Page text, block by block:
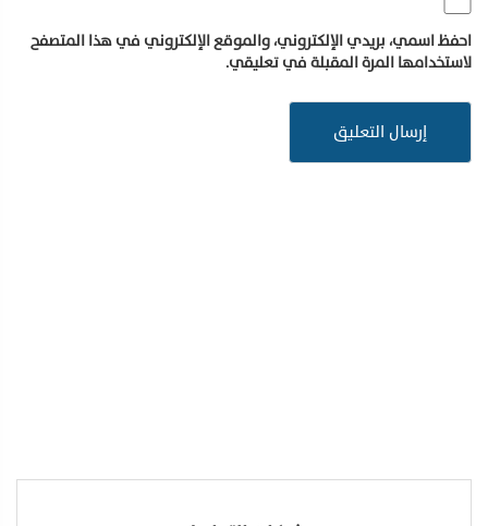
احفظ اسمي، بريدي الإلكتروني، والموقع الإلكتروني في هذا المتصفح
لاستخدامها المرة المقبلة في تعليقي.